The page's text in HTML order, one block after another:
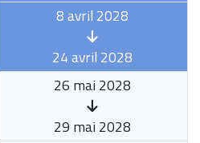
8 avril 2028
24 avril 2028
26 mai 2028
29 mai 2028